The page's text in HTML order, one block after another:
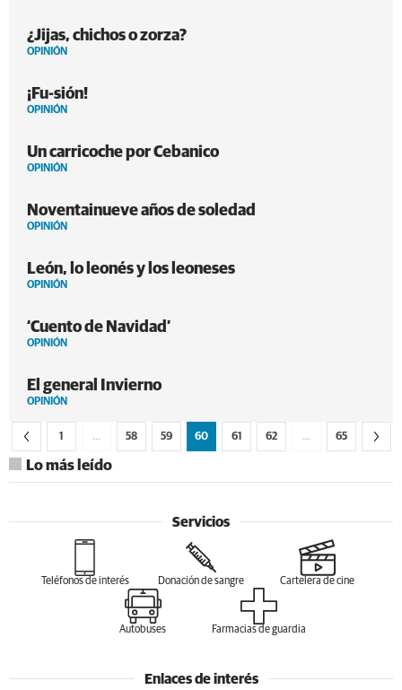
¿Jijas, chichos o zorza?
OPINIÓN
¡Fu-sión!
OPINIÓN
Un carricoche por Cebanico
OPINIÓN
Noventainueve años de soledad
OPINIÓN
León, lo leonés y los leoneses
OPINIÓN
‘Cuento de Navidad’
OPINIÓN
El general Invierno
OPINIÓN
1 … 58 59 60 61 62 … 65
Lo más leído
Servicios
Teléfonos de interés Donación de sangre Cartelera de cine
Autobuses Farmacias de guardia
Enlaces de interés